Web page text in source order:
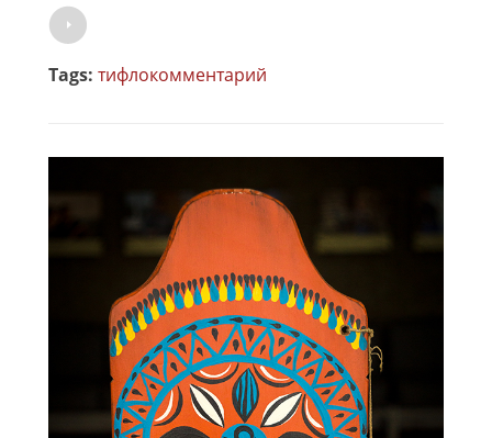
Tags: тифлокомментарий